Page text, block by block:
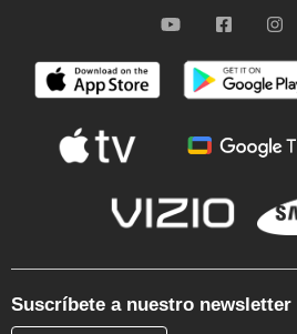
Suscríbete a nuestro newsletter